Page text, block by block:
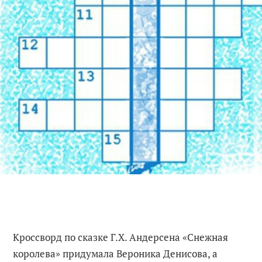
Кроссворд по сказке Г.Х. Андерсена «Снежная
королева» придумала Вероника Денисова, а